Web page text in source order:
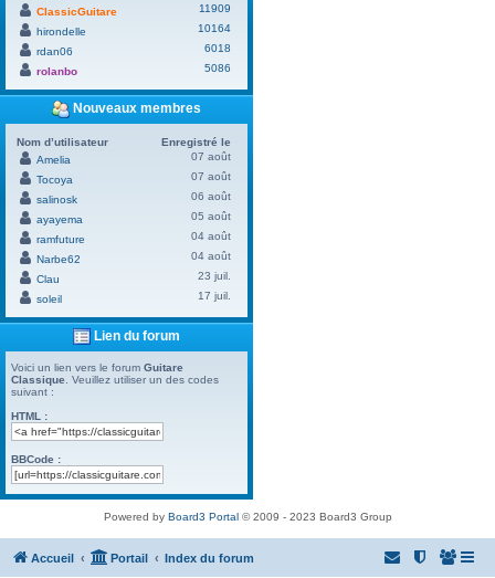
ClassicGuitare
11909
hirondelle
10164
rdan06
6018
rolanbo
5086
Nouveaux membres
Nom d’utilisateur
Enregistré le
Amelia
07 août
Tocoya
07 août
salinosk
06 août
ayayema
05 août
ramfuture
04 août
Narbe62
04 août
Clau
23 juil.
soleil
17 juil.
Lien du forum
Voici un lien vers le forum Guitare
Classique . Veuillez utiliser un des codes
suivant :
HTML :
BBCode :
Powered by Board3 Portal© 2009 - 2023 Board3 Group
Accueil Portail Index du forum